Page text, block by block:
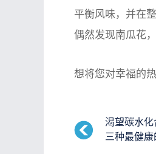
平衡风味，并在
偶然发现南瓜花
想将您对幸福的
渴望碳水
三种最健